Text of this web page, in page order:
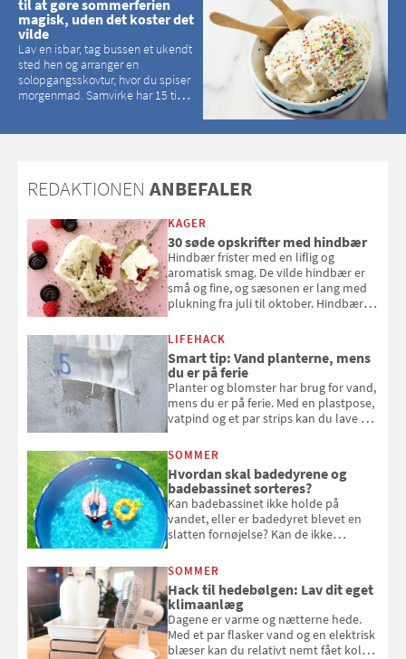
til at gøre sommerferien
magisk, uden det koster det
vilde
Lav en isbar, tag bussen et ukendt
sted hen og arranger en
solopgangsskovtur, hvor du spiser
morgenmad. Samvirke har 15 tips
REDAKTIONEN ANBEFALER
KAGER
30 søde opskrifter med hindbær
Hindbær frister med en liflig og
aromatisk smag. De vilde hindbær er
små og fine, og sæsonen er lang med
plukning fra juli til oktober. Hindbær
kan bruge dine hindbær i alt fra
bagværk og salater til is og syltning.
LIFEHACK
Smart tip: Vand planterne, mens
du er på ferie
Planter og blomster har brug for vand,
mens du er på ferie. Med en plastpose,
vatpind og et par strips kan du lave dit
at bede naboen om at vande eller
komme hjem til døde planter
SOMMER
Hvordan skal badedyrene og
badebassinet sorteres?
Kan badebassinet ikke holde på
vandet, eller er badedyret blevet en
slatten fornøjelse? Kan de ikke
opmærksom, når du smider
badebassinet eller et badedyr ud
SOMMER
Hack til hedebølgen: Lav dit eget
klimaanlæg
Dagene er varme og nætterne hede.
Med et par flasker vand og en elektrisk
blæser kan du relativt nemt fået koldt